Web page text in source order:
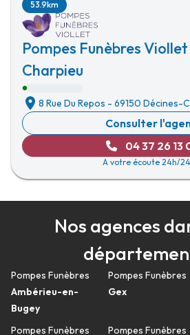
Pompes Funèbres
Charpieu
53.9km
8 Rue Du Repos - 69150 Décines-
Consulter
04 37 26 13
A votre écoute 24h/
Nos agences
Pompes Funèbres
Ambérieu-en-
Bugey
Pompes Funèbres
Pompes Funèbres
Gex
Pompes Funèbres